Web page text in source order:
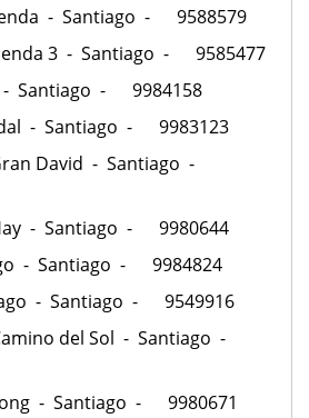
- Santiago - 9588579
3 - Santiago - 9585477
- Santiago - 9984158
- Santiago - 9983123
David - Santiago -
- Santiago - 9980644
- Santiago - 9984824
- Santiago - 9549916
del Sol - Santiago -
- Santiago - 9980671